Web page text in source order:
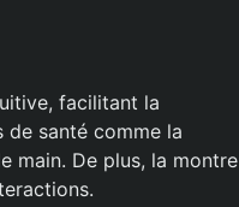
facilitant la
de santé comme la
main. De plus, la montre